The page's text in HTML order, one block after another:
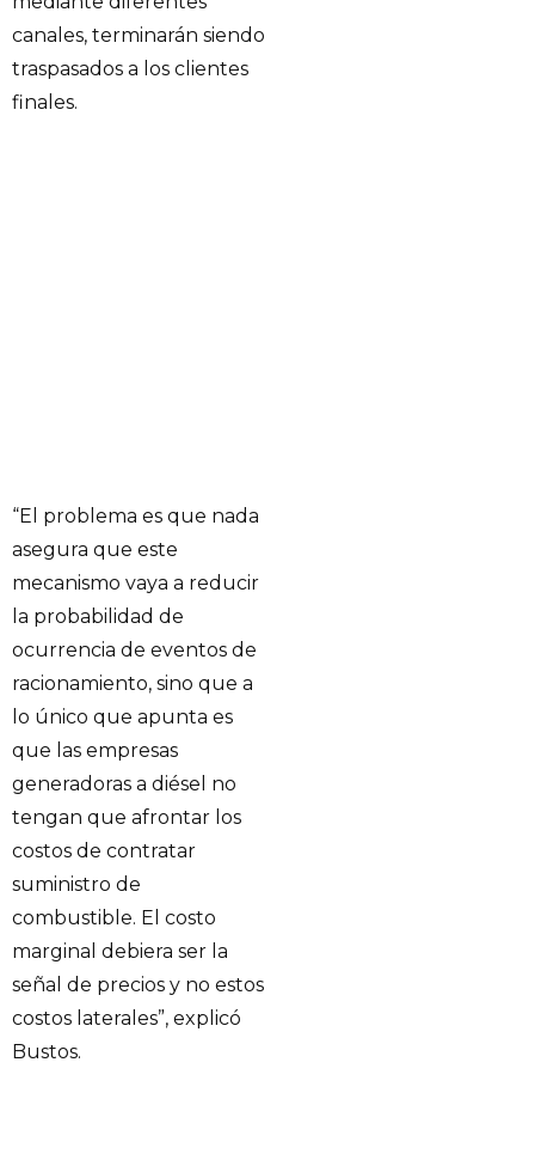
canales, terminarán siendo
traspasados a los clientes
finales.
“El problema es que nada
asegura que este
mecanismo vaya a reducir
la probabilidad de
ocurrencia de eventos de
racionamiento, sino que a
lo único que apunta es
que las empresas
generadoras a diésel no
tengan que afrontar los
costos de contratar
suministro de
combustible. El costo
marginal debiera ser la
señal de precios y no estos
costos laterales”, explicó
Bustos.